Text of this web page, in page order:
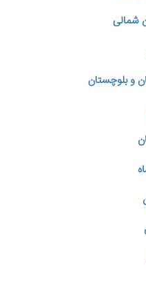
شمالی
و بلوچستان